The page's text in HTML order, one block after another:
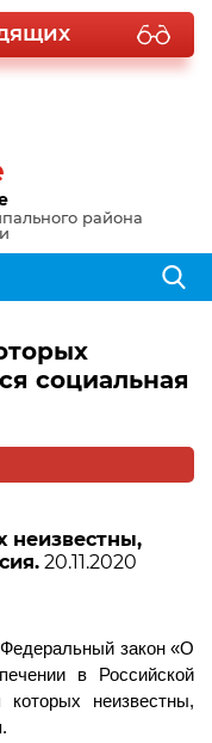
района
социальная
неизвестны,
20.11.2020
закон «О
в Российской
неизвестны,